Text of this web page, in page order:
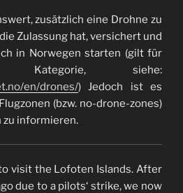
zusätzlich eine Drohne zu
Zulassung hat, versichert und
in Norwegen starten (gilt für
siehe:
en/drones/) Jedoch ist es
(bzw. no-drone-zones)
zu informieren.
visit the Lofoten Islands. After
due to a pilots‘ strike, we now